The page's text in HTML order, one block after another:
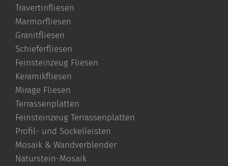
Travertinfliesen
Marmorfliesen
Granitfliesen
Schieferfliesen
Feinsteinzeug Fliesen
Keramikfliesen
Mirage Fliesen
Terrassenplatten
Feinsteinzeug Terrassenplatten
Profil- und Sockelleisten
Mosaik & Wandverblender
Naturstein-Mosaik